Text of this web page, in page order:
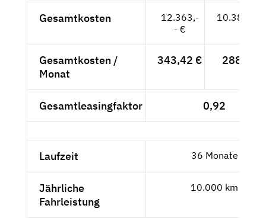
Gesamtkosten
12.363,-
- €
10.389,08
Gesamtkosten /
Monat
343,42 € 288,59 €
Gesamtleasingfaktor 0,92
Laufzeit 36 Monate
Jährliche
Fahrleistung
10.000 km